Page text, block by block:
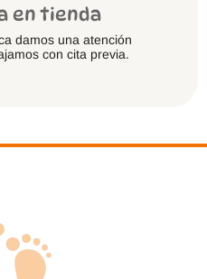
en tienda
damos una atención
con cita previa.